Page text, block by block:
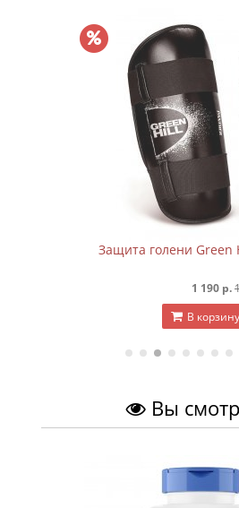
Защита голени Green Hill
1 190 р. 1 190
В корзину
Вы